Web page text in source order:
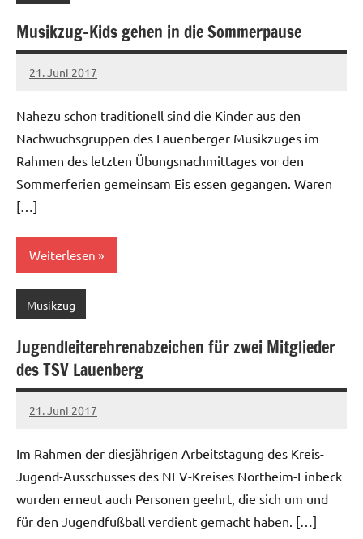
Musikzug-Kids gehen in die Sommerpause
21. Juni 2017
Jens
Keine
Nahezu schon traditionell sind die Kinder aus den
Nachwuchsgruppen des Lauenberger Musikzuges im
Rahmen des letzten Übungsnachmittages vor den
Sommerferien gemeinsam Eis essen gegangen. Waren
[…]
Weiterlesen
Musikzug
Jugendleiterehrenabzeichen für zwei Mitglieder
des TSV Lauenberg
21. Juni 2017
Jens
Keine
Im Rahmen der diesjährigen Arbeitstagung des Kreis-
Jugend-Ausschusses des NFV-Kreises Northeim-Einbeck
wurden erneut auch Personen geehrt, die sich um und
für den Jugendfußball verdient gemacht haben. […]